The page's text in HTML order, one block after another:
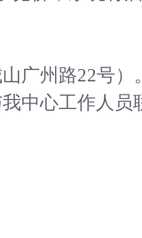
山广州路22号）
。
中心工作人员